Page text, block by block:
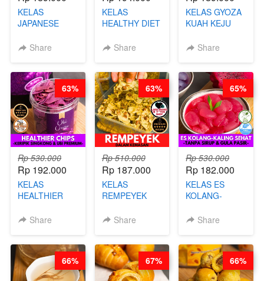
KELAS
JAPANESE
KARAAGE - BY
Share
KELAS
HEALTHY DIET
BY BARISTA
Share
KELAS GYOZA
KUAH KEJU
CHEF DITA
Share
Rp 530.000
Rp 192.000
KELAS
HEALTHIER
KERIPIK
BY CHEF DITA
Share
63%
Rp 510.000
Rp 187.000
KELAS
REMPEYEK
KEMASAN - BY
Share
63%
Rp 530.000
Rp 182.000
KELAS ES
KOLANG-
- TANPA SIRUP
Share
65%
66% 67% 66%